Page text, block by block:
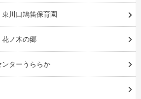
川口鳩笛保育園
ノ木の郷
ターうららか